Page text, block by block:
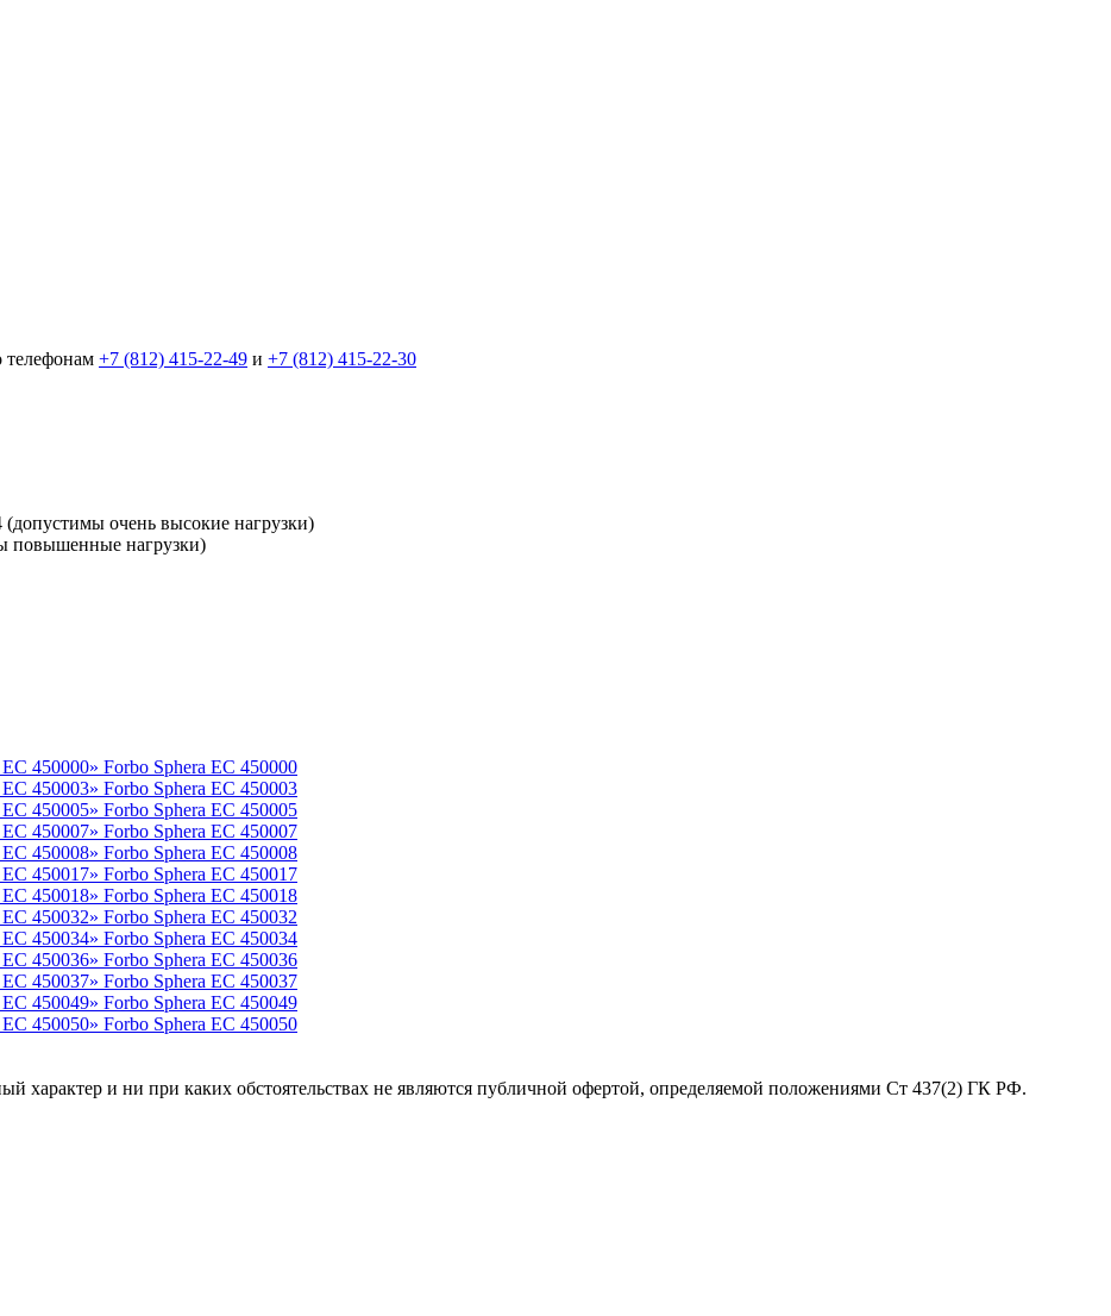
телефонам +7 (812) 415-22-49 и +7 (812) 415-22-30
очень высокие нагрузки)
повышенные нагрузки)
Forbo Sphera EC 450000
Forbo Sphera EC 450003
Forbo Sphera EC 450005
Forbo Sphera EC 450007
Forbo Sphera EC 450008
Forbo Sphera EC 450017
Forbo Sphera EC 450018
Forbo Sphera EC 450032
Forbo Sphera EC 450034
Forbo Sphera EC 450036
Forbo Sphera EC 450037
Forbo Sphera EC 450049
Forbo Sphera EC 450050
характер и ни при каких обстоятельствах не являются публичной офертой, определяемой положениями Ст 437(2) ГК РФ.